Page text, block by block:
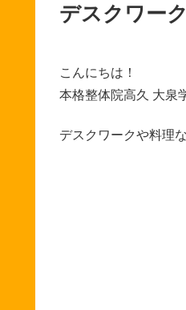
デスクワー
こんにちは！
本格整体院高久 大泉
デスクワークや料理